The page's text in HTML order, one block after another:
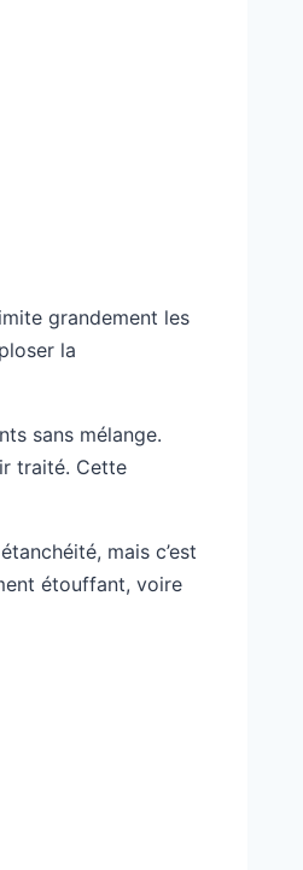
grandement les
la
sans mélange.
traité. Cette
mais c’est
étouffant, voire